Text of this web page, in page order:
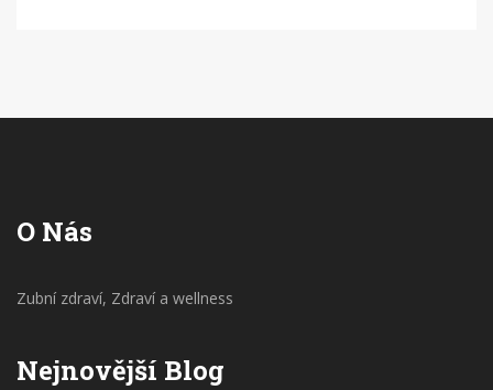
O Nás
Zubní zdraví, Zdraví a wellness
Nejnovější Blog